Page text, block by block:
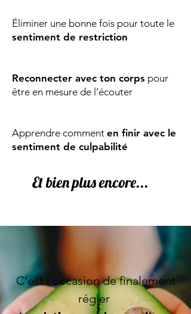
Éliminer une bonne fois pour toute le
sentiment de restriction
Reconnecter avec ton corps pour
être en mesure de l’écouter
Apprendre comment en finir avec le
sentiment de culpabilité
Et bien plus encore...
C'est l'occasion de finalement
régler